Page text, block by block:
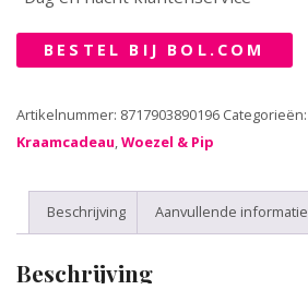
BESTEL BIJ BOL.COM
Artikelnummer: 8717903890196 Categorieën:
Kraamcadeau,Woezel & Pip
Beschrijving Aanvullende informatie
Beschrijving